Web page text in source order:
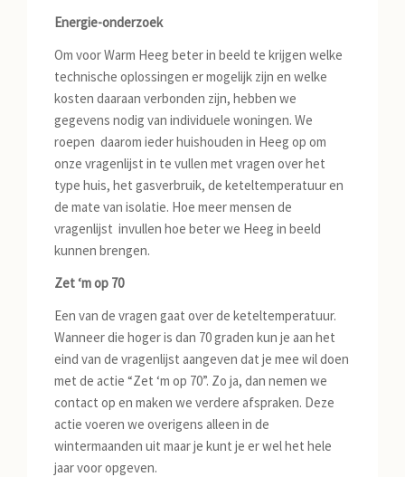
Energie-onderzoek
Om voor Warm Heeg beter in beeld te krijgen welke
technische oplossingen er mogelijk zijn en welke
kosten daaraan verbonden zijn, hebben we
gegevens nodig van individuele woningen. We
roepen daarom ieder huishouden in Heeg op om
onze vragenlijst in te vullen met vragen over het
type huis, het gasverbruik, de keteltemperatuur en
de mate van isolatie. Hoe meer mensen de
vragenlijst invullen hoe beter we Heeg in beeld
kunnen brengen.
Zet ‘m op 70
Een van de vragen gaat over de keteltemperatuur.
Wanneer die hoger is dan 70 graden kun je aan het
eind van de vragenlijst aangeven dat je mee wil doen
met de actie “Zet ‘m op 70”. Zo ja, dan nemen we
contact op en maken we verdere afspraken. Deze
actie voeren we overigens alleen in de
wintermaanden uit maar je kunt je er wel het hele
jaar voor opgeven.